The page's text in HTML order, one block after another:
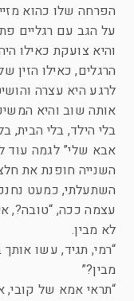
הפרחה שלו כהוא
על הגב עם רגליים
והיא צועקת כאילו
הרגלים, כאילו הזין
לרגע היא עצרה
אותה שוב והיא
בלי הילד, בלי הבית,
אבא שלי” לגמה עוד
השנייה חופנת את
השתעלתי, כמעט
עצמה ככה, “טובה?,
לא מבין.
“רמי, תגיד, עשו
מבין?”
“תראי אמא של קובי,